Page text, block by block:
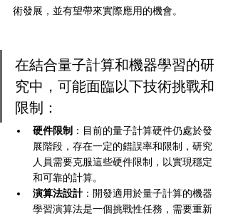
術發展，並有望帶來實際應用的機會。
在結合量子計算和機器學習的研
究中，可能面臨以下技術挑戰和
限制：
硬件限制 ：目前的量子計算硬件仍處於發
展階段，存在一定的錯誤率和限制，研究
人員需要克服這些硬件限制，以實現穩定
和可靠的計算。
演算法設計：開發適用於量子計算的機器
學習演算法是一個挑戰性任務，需要重新